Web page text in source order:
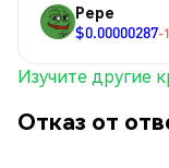
Pepe
$0.00000287-
Изучите другие
Отказ от